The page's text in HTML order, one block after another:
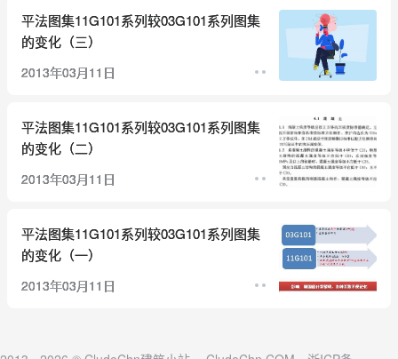
平法图集11G101系列较03G101系列图集
的变化（三）
2013年03月11日
平法图集11G101系列较03G101系列图集
的变化（二）
2013年03月11日
平法图集11G101系列较03G101系列图集
的变化（一）
2013年03月11日